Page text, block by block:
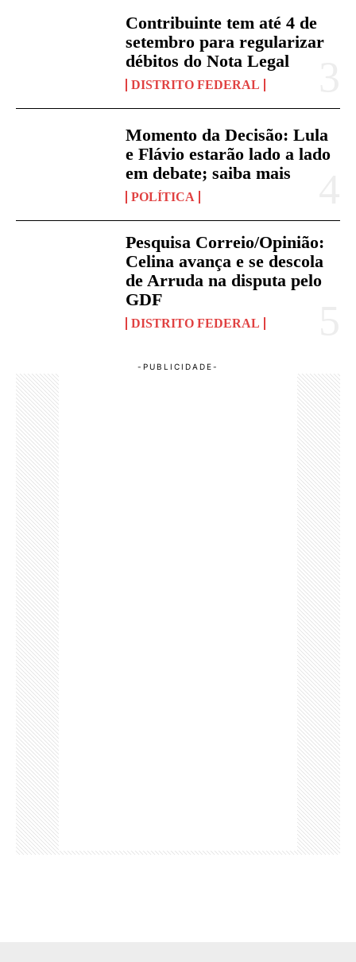
Contribuinte tem até 4 de
setembro para regularizar
débitos do Nota Legal
DISTRITO FEDERAL
Momento da Decisão: Lula
e Flávio estarão lado a lado
em debate; saiba mais
POLÍTICA
Pesquisa Correio/Opinião:
Celina avança e se descola
de Arruda na disputa pelo
GDF
DISTRITO FEDERAL